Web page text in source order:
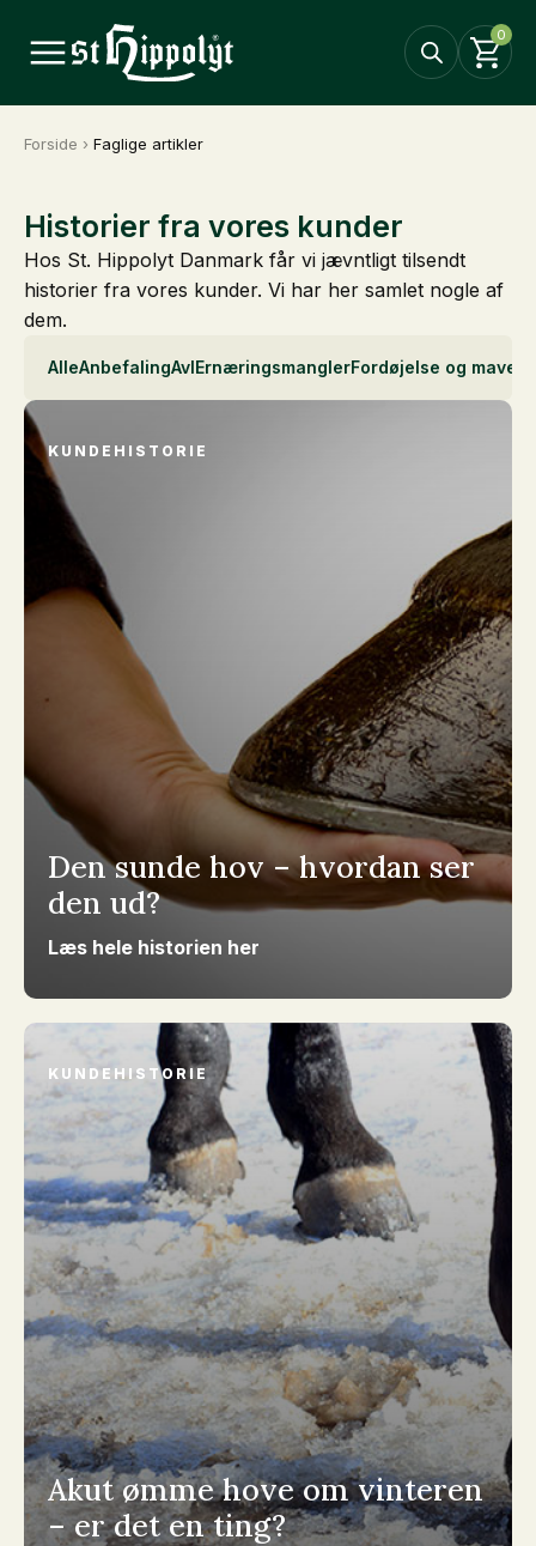
0
Forside › Faglige artikler
Historier fra vores kunder
Hos St. Hippolyt Danmark får vi jævntligt tilsendt
historier fra vores kunder. Vi har her samlet nogle af
dem.
AlleAnbefalingAvlErnæringsmanglerFordøjelse og mave
KUNDEHISTORIE
Den sunde hov – hvordan ser
den ud?
Læs hele historien her
KUNDEHISTORIE
Akut ømme hove om vinteren
– er det en ting?